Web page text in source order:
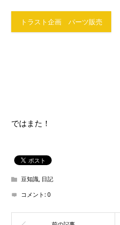
トラスト企画 パーツ販売
ではまた！
豆知識, 日記
コメント:0